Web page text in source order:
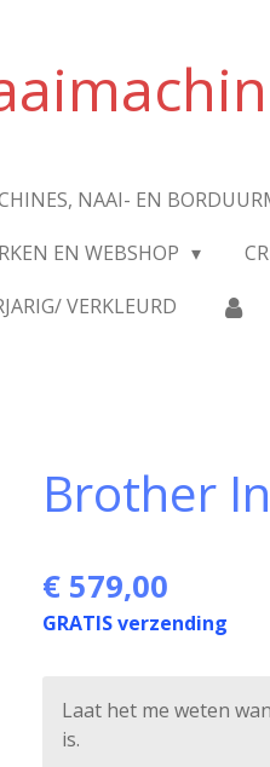
NAAI- EN
EN WEBSHOP
VERKLEURD
Brother
€ 579,00
GRATIS verzending
Laat het me weten
is.